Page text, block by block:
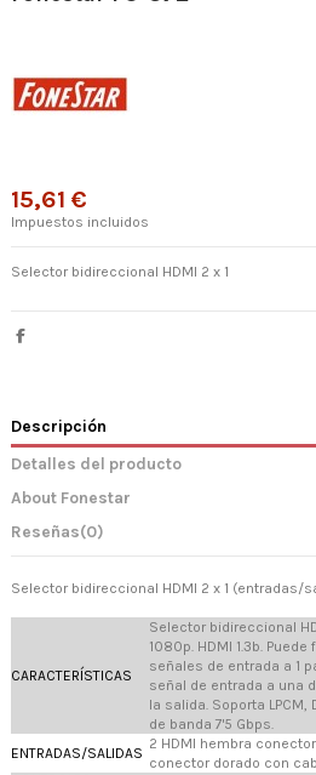
15,61 €
Impuestos incluidos
Selector bidireccional HDMI 2 x 1
Descripción
Detalles del producto
About Fonestar
Reseñas(0)
Selector bidireccional HDMI 2 x 1 (entradas/
CARACTERÍSTICAS
Selector bidireccional
1080p. HDMI 1.3b.
señales de entrada a 1
señal de entrada a una
la salida. Soporta LPCM,
de banda 7'5 Gbps.
ENTRADAS/SALIDAS
2 HDMI hembra
conector dorado con